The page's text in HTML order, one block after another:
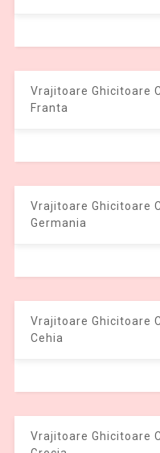
Vrajitoare Ghicitoare
Franta
Vrajitoare Ghicitoare
Germania
Vrajitoare Ghicitoare
Cehia
Vrajitoare Ghicitoare